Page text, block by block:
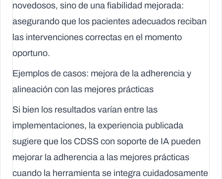
novedosos, sino de una fiabilidad mejorada:
asegurando que los pacientes adecuados reciban
las intervenciones correctas en el momento
oportuno.
Ejemplos de casos: mejora de la adherencia y
alineación con las mejores prácticas
Si bien los resultados varían entre las
implementaciones, la experiencia publicada
sugiere que los CDSS con soporte de IA pueden
mejorar la adherencia a las mejores prácticas
cuando la herramienta se integra cuidadosamente